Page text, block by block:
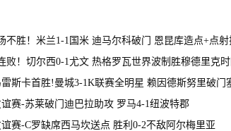
不胜！米兰1-1国米 迪马尔科破门 恩昆库造点+点
败！切尔西0-1尤文 热格罗瓦世界波制胜穆德里克
雷斯卡首胜!曼城3-1K联赛全明星 赖因德斯努里破门
谊赛-苏莱破门迪巴拉助攻 罗马4-1纽波特郡
谊赛-C罗缺席西马坎送点 胜利0-2不敌阿尔梅里亚